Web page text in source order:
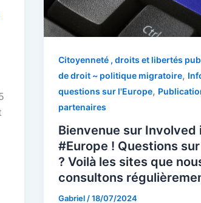
Citoyenneté , droits et libertés
de droit ~ politique migratoire,
questions sur l'Europe,
partenaires
Bienvenue sur Involved
#Europe ! Questions sur
? Voilà les sites que
consultons
Gabriel /18/07/2024